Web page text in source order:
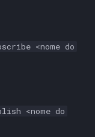
<nome do
<nome do